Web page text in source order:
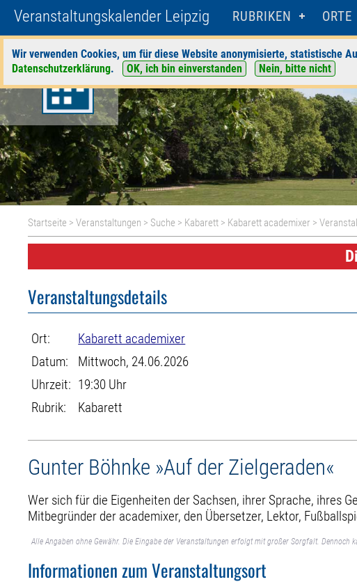
Veranstaltungskalender Leipzig RUBRIKEN ORTE
Wir verwenden Cookies, um für diese Website anonymisierte, statistische
Datenschutzerklärung. OK, ich bin einverstanden Nein, bitte nicht
Startseite >Veranstaltungen > Suche > Kabarett > Kabarett academixer >
Veranstaltungsdetails
Ort:
Kabarett academixer
Datum:
Mittwoch, 24.06.2026
Uhrzeit: 19:30 Uhr
Rubrik:
Kabarett
Gunter Böhnke »Auf der Zielgeraden«
Wer sich für die Eigenheiten der Sachsen, ihrer Sprache, ihres
Mitbegründer der academixer, den Übersetzer, Lektor,
Alle Angaben ohne Gewähr. Die Eingabe der Veranstaltungen erfolgt mit großer Sorgfalt.
Informationen zum Veranstaltungsort